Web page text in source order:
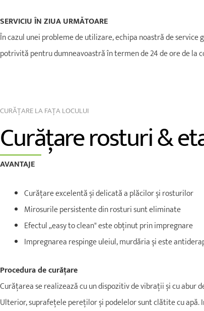
SERVICIU ÎN ZIUA URMĂTOARE
În cazul unei probleme de utilizare, echipa noastră de service
potrivită pentru dumneavoastră în termen de 24 de ore de la
CURĂȚARE LA FAȚA LOCULUI
Curățare rosturi &
AVANTAJE
Curățare excelentă și delicată a plăcilor și rosturilor
Mirosurile persistente din rosturi sunt eliminate
Efectul „easy to clean" este obținut prin impregnare
Impregnarea respinge uleiul, murdăria și este
Procedura de curățare
Curățarea se realizează cu un dispozitiv de vibrații și cu abur
Ulterior, suprafețele pereților și podelelor sunt clătite cu apă.